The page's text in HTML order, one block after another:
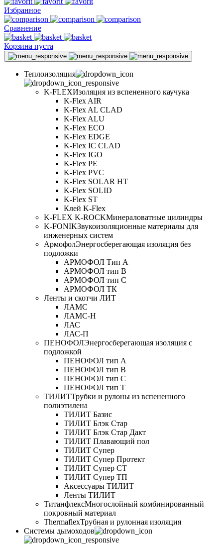
Избранное
Сравнение
Корзина пуста
Теплоизоляция
K-FLEXИзоляция из вспененного каучука
K-Flex AIR
K-Flex AL CLAD
K-Flex ALU
K-Flex ECO
K-Flex EDGE
K-Flex IC CLAD
K-Flex IGO
K-Flex PE
K-Flex PVC
K-Flex SOLAR HT
K-Flex SOLID
K-Flex ST
Клей K-Flex
K-FLEX K-ROCKМинераловатные цилиндры
K-FONIKЗвукоизоляционные материалы для
инженерных систем
АрмофолЭнергосберегающая изоляция без
подложки
АРМОФОЛ Тип А
АРМОФОЛ тип В
АРМОФОЛ тип C
АРМОФОЛ ТК
Ленты и скотчи ЛИТ
ЛАМС
ЛАМС-Н
ЛАС
ЛАС-П
ПЕНОФОЛЭнергосберегающая изоляция с
подложкой
ПЕНОФОЛ тип А
ПЕНОФОЛ тип B
ПЕНОФОЛ тип C
ПЕНОФОЛ тип T
ТИЛИТТрубки и рулоны из вспененного
полиэтилена
ТИЛИТ Базис
ТИЛИТ Блэк Стар
ТИЛИТ Блэк Стар Дакт
ТИЛИТ Плавающий пол
ТИЛИТ Супер
ТИЛИТ Супер Протект
ТИЛИТ Супер СТ
ТИЛИТ Супер ТП
Аксессуары ТИЛИТ
Ленты ТИЛИТ
ТитанфлексМногослойный комбинированный
покровный материал
ThermaflexТрубная и рулонная изоляция
Cистемы дымоходов